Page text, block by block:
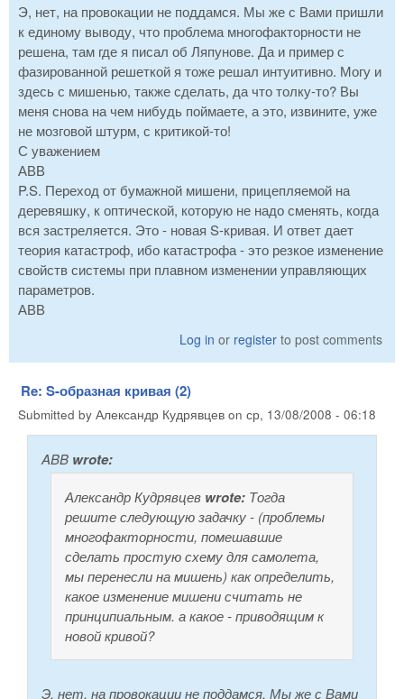
Э, нет, на провокации не поддамся. Мы же с Вами пришли
к единому выводу, что проблема многофакторности не
решена, там где я писал об Ляпунове. Да и пример с
фазированной решеткой я тоже решал интуитивно. Могу и
здесь с мишенью, также сделать, да что толку-то? Вы
меня снова на чем нибудь поймаете, а это, извините, уже
не мозговой штурм, с критикой-то!
С уважением
АВВ
P.S. Переход от бумажной мишени, прицепляемой на
деревяшку, к оптической, которую не надо сменять, когда
вся застреляется. Это - новая S-кривая. И ответ дает
теория катастроф, ибо катастрофа - это резкое изменение
свойств системы при плавном изменении управляющих
параметров.
АВВ
Log in or register to post comments
Re: S-образная кривая (2)
Submitted by Александр Кудрявцев on ср, 13/08/2008 - 06:18
ABB wrote:
Александр Кудрявцев wrote: Тогда
решите следующую задачку - (проблемы
многофакторности, помешавшие
сделать простую схему для самолета,
мы перенесли на мишень) как определить,
какое изменение мишени считать не
принципиальным. а какое - приводящим к
новой кривой?
Э, нет, на провокации не поддамся. Мы же с Вами